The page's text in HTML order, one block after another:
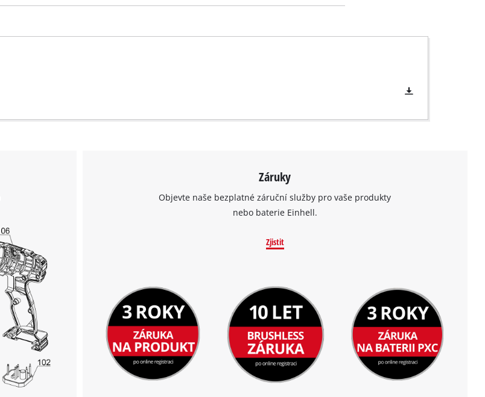
Powered byUsercentrics Consent
Záruky
Objevte naše bezplatné záruční služby pro vaše produkty
nebo baterie Einhell.
Zjistit